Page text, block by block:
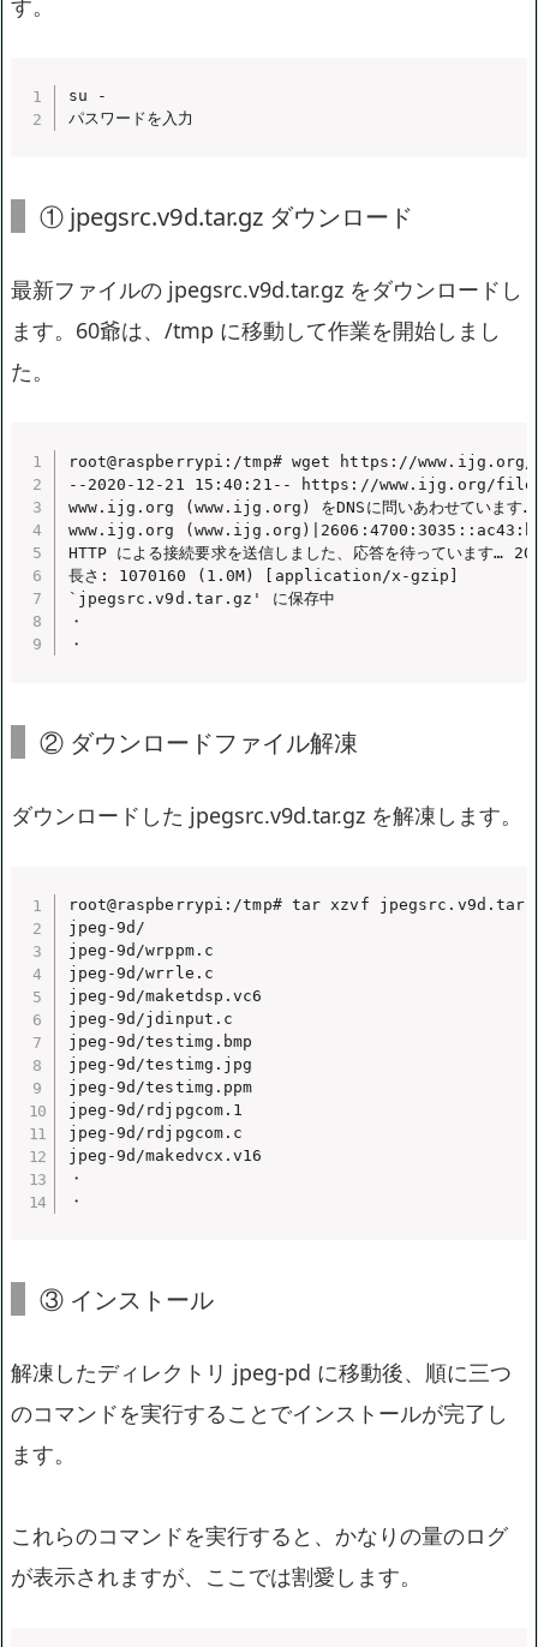
su -
パスワードを入力
① jpegsrc.v9d.tar.gz ダウンロード
最新ファイルの jpegsrc.v9d.tar.gz をダウンロードし
ます。60爺は、/tmp に移動して作業を開始しまし
た。
root@raspberrypi:/tmp# wget https://
--2020-12-21 15:40:21-- https://www.ijg.org/
www.ijg.org (www.ijg.org) をDNSに問いあわせてい
www.ijg.org
HTTP による接続要求を送信しました、応答を待っています…
長さ: 1070160 (1.0M) [application/x-gzip]
`jpegsrc.v9d.tar.gz' に保存中
・
・
② ダウンロードファイル解凍
ダウンロードした jpegsrc.v9d.tar.gz を解凍します。
root@raspberrypi:/tmp# tar xzvf
jpeg-9d/
jpeg-9d/wrppm.c
jpeg-9d/wrrle.c
jpeg-9d/maketdsp.vc6
jpeg-9d/jdinput.c
jpeg-9d/testimg.bmp
jpeg-9d/testimg.jpg
jpeg-9d/testimg.ppm
jpeg-9d/rdjpgcom.1
jpeg-9d/rdjpgcom.c
jpeg-9d/makedvcx.v16
・
・
③ インストール
解凍したディレクトリ jpeg-pd に移動後、順に三つ
のコマンドを実行することでインストールが完了し
ます。
これらのコマンドを実行すると、かなりの量のログ
が表示されますが、ここでは割愛します。